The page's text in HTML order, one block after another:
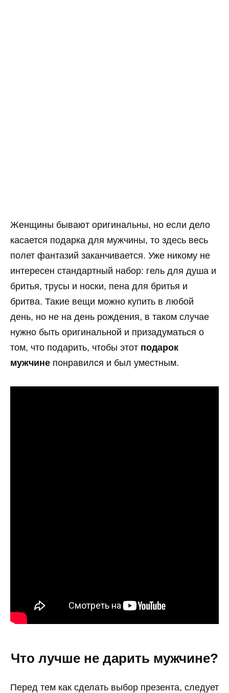
Женщины бывают оригинальны, но если дело
касается подарка для мужчины, то здесь весь
полет фантазий заканчивается. Уже никому не
интересен стандартный набор: гель для душа и
бритья, трусы и носки, пена для бритья и
бритва. Такие вещи можно купить в любой
день, но не на день рождения, в таком случае
нужно быть оригинальной и призадуматься о
том, что подарить, чтобы этот подарок
мужчине понравился и был уместным.
Что лучше не дарить мужчине?
Перед тем как сделать выбор презента, следует